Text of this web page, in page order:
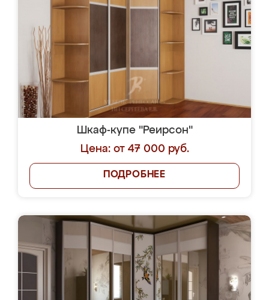
Шкаф-купе "Реирсон"
Цена: от 47 000 руб.
ПОДРОБНЕЕ